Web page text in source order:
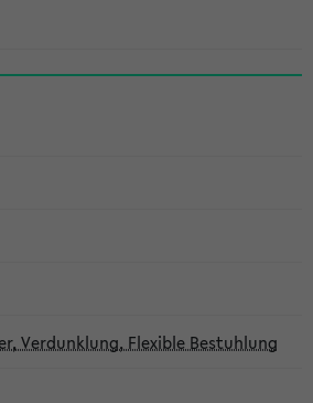
Verdunklung, Flexible Bestuhlung